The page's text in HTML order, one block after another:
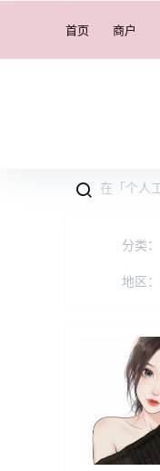
首页 商户
分类：
地区：